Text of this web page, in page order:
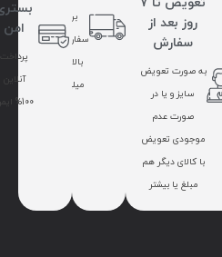
روز بعد از
سفارش
به صورت تعویض
سایز و یا در
صورت عدم
موجودی تعویض
با کالای دیگر هم
مبلغ یا بیشتر
برای
سفارشات
میلیون
امن
پرداخت
آنلاین
100% ایمن